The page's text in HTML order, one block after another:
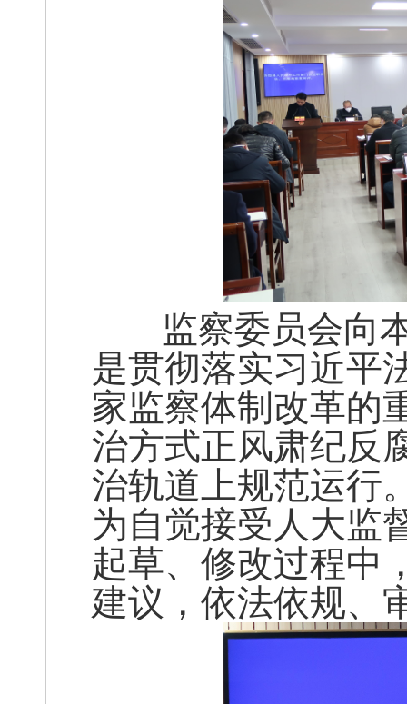
监察委员会向本
是贯彻落实习近平
家监察体制改革的
治方式正风肃纪反
治轨道上规范运行
为自觉接受人大监
起草、修改过程中
建议，依法依规、